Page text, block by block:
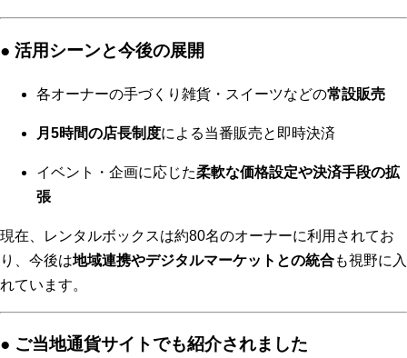
● 活用シーンと今後の展開
各オーナーの手づくり雑貨・スイーツなどの常設販売
月5時間の店長制度による当番販売と即時決済
イベント・企画に応じた柔軟な価格設定や決済手段の拡
張
現在、レンタルボックスは約80名のオーナーに利用されてお
り、今後は地域連携やデジタルマーケットとの統合も視野に入
れています。
● ご当地通貨サイトでも紹介されました